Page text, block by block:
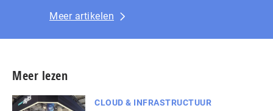
Meer artikelen
Meer lezen
CLOUD & INFRASTRUCTUUR